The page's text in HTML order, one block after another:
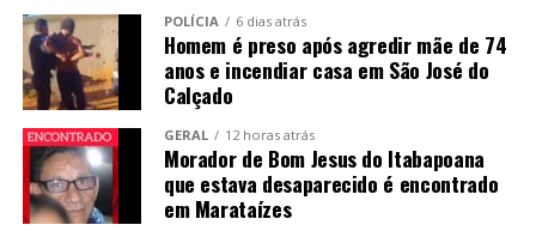
POLÍCIA 6 dias atrás
Homem é preso após agredir mãe de 74
anos e incendiar casa em São José do
Calçado
GERAL 12 horas atrás
Morador de Bom Jesus do Itabapoana
que estava desaparecido é encontrado
em Marataízes